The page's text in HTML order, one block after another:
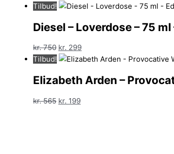
oprindelige
var:
aktuelle
er:
Tilbud!
Diesel – Loverdose – 75 ml
kr.750 Den
oprindelige
var:
kr. 299Den
aktuelle
er:
Tilbud!
Elizabeth Arden –
kr.565 Den
kr. 199Den